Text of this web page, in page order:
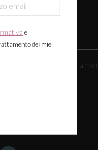
newsletter
e acconsento al
e
dei miei